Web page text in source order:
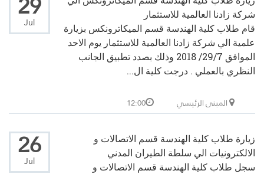
Jul
شركة زادنا العالمية للاستثمار
قام طلاب كلية الهندسة قسم الميكاترونكس بزيارة
علمية الي شركة زادنا العالمية للاستثمار يوم الاحد
الموافق 29/7/ 2018 وذلك بصدد تطبيق الجانب
النظري بالعملي . درجت كلية ال...
المبنى الرئيسي 12:00
26
Jul
زيارة طلاب كلية الهندسة قسم الاتصالات و
الالكترونيات الي سلطة الطيران المدني
سجل طلاب كلية الهندسة قسم الاتصالات و